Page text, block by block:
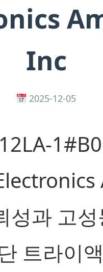
Inc
2025-12-05
과 고성
트라이